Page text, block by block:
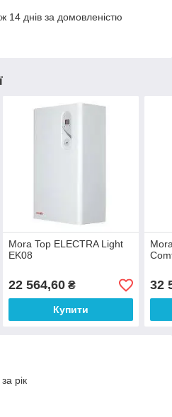
14 днів за домовленістю
Mora Top ELECTRA Light
EK08
22 564,60₴
Купити
32
рік